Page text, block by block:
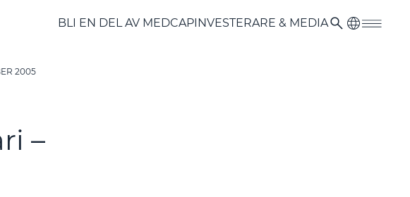
BLI EN DEL AV MEDCAPINVESTERARE & MEDIA
2005
–